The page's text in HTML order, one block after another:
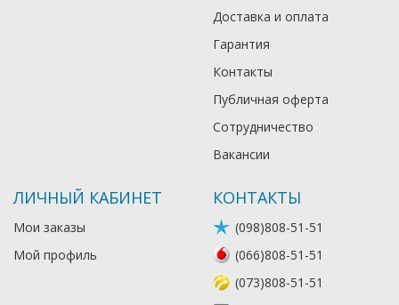
Доставка и оплата
Гарантия
Контакты
Публичная оферта
Сотрудничество
Вакансии
ЛИЧНЫЙ КАБИНЕТ
Мои заказы
Мой профиль
КОНТАКТЫ
(098)808-51-51
(066)808-51-51
(073)808-51-51